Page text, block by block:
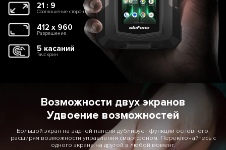
21 : 9
Соотношение сторон
412 x 960
Разрешение
5 касаний
Тачскрин
Возможности двух экранов
Удвоение возможностей
Большой экран на задней панели дублирует функции основного,
расширяя возможности управления смартфоном. Переключайтесь с
одного экрана на другой в любой момент.